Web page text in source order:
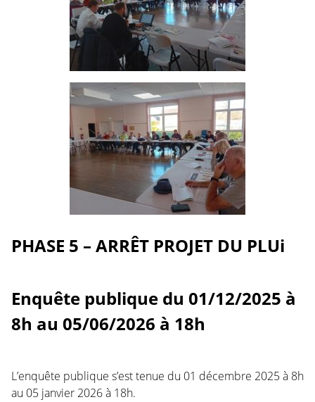
PHASE 5 – ARRÊT PROJET DU PLUi
Enquête publique du 01/12/2025 à
8h au 05/06/2026 à 18h
L’enquête publique s’est tenue du 01 décembre 2025 à 8h
au 05 janvier 2026 à 18h.